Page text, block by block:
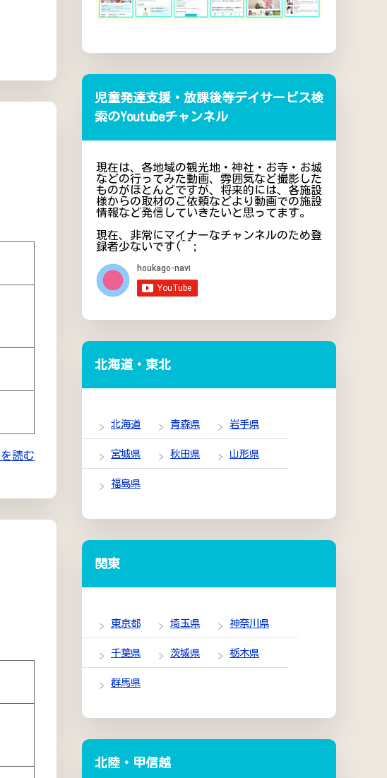
読む
児童発達支援・放課後等デイサービス検
索のYoutubeチャンネル
現在は、各地域の観光地・神社・お寺・お城
などの行ってみた動画、雰囲気など撮影した
ものがほとんどですが、将来的には、各施設
様からの取材のご依頼などより動画での施設
情報など発信していきたいと思ってます。
現在、非常にマイナーなチャンネルのため登
録者少ないです(^^;
北海道・東北
北海道 青森県 岩手県
宮城県 秋田県 山形県
福島県
関東
東京都 埼玉県 神奈川県
千葉県 茨城県 栃木県
群馬県
北陸・甲信越